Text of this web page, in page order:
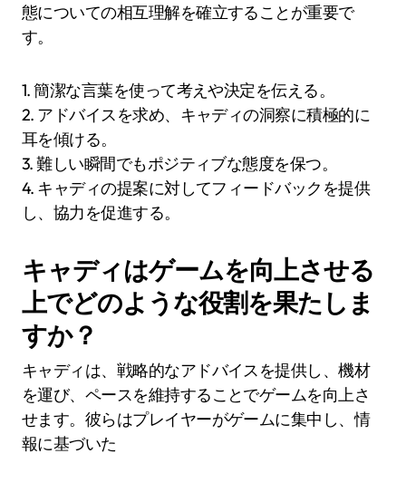
態についての相互理解を確立することが重要で
す。
1. 簡潔な言葉を使って考えや決定を伝える。
2. アドバイスを求め、キャディの洞察に積極的に
耳を傾ける。
3. 難しい瞬間でもポジティブな態度を保つ。
4. キャディの提案に対してフィードバックを提供
し、協力を促進する。
キャディはゲームを向上させる
上でどのような役割を果たしま
すか？
キャディは、戦略的なアドバイスを提供し、機材
を運び、ペースを維持することでゲームを向上さ
せます。彼らはプレイヤーがゲームに集中し、情
報に基づいた